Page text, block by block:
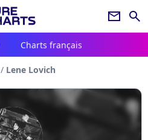
newsletter search
Charts français
/ Lene Lovich